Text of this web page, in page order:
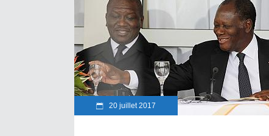
20 juillet 2017